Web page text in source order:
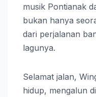
musik Pontianak
bukan hanya
dari perjalanan
lagunya.
Selamat jalan,
hidup, mengalun